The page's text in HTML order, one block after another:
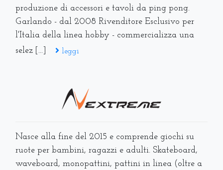
produzione di accessori e tavoli da ping pong.
Garlando - dal 2008 Rivenditore Esclusivo per
l'Italia della linea hobby - commercializza una
selez [...]
leggi
Nasce alla fine del 2015 e comprende giochi su
ruote per bambini, ragazzi e adulti. Skateboard,
waveboard, monopattini, pattini in linea (oltre a